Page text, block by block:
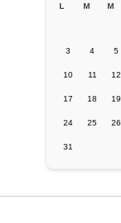
L M M
3 4 5
10 11 12
17 18 19
24 25 26
31